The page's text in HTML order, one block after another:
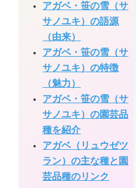
アガベ・笹の雪（サ
サノユキ）の語源
（由来）
アガベ・笹の雪（サ
サノユキ）の特徴
（魅力）
アガベ・笹の雪（サ
サノユキ）の園芸品
種を紹介
アガベ（リュウゼツ
ラン）の主な種と園
芸品種のリンク